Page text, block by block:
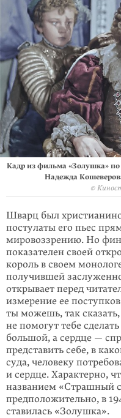
Кадр из фильма «Золушка»
Надежда
©
Шварц был
постулаты его пьес
мировоззрению. Но
показателен своей
король в своем
получившей
открывает перед
измерение ее
ты можешь, так
не помо­гут тебе
большой, а сердце —
представить себе, в
суда, человеку
и сердце. Характерно,
названием «Страшный
предположительно, в
ставилась «Золушка».